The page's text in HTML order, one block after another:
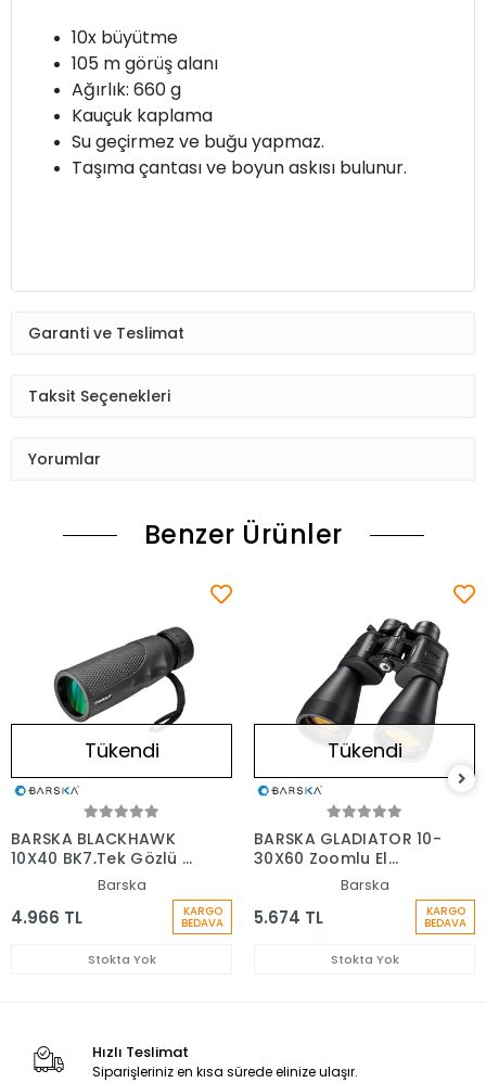
10x büyütme
105 m görüş alanı
Ağırlık: 660 g
Kauçuk kaplama
Su geçirmez ve buğu yapmaz.
Taşıma çantası ve boyun askısı bulunur.
Garanti ve Teslimat
Taksit Seçenekleri
Yorumlar
Benzer Ürünler
Tükendi
BARSKA BLACKHAWK
10X40 BK7,Tek Gözlü El
Barska
4.966 TL KARGO
BEDAVA
Stokta Yok
Tükendi
BARSKA GLADIATOR 10-
30X60 Zoomlu El
Barska
5.674 TL KARGO
BEDAVA
Stokta Yok
Hızlı Teslimat
Siparişleriniz en kısa sürede elinize ulaşır.